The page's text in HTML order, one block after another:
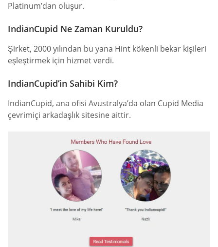
Platinum’dan oluşur.
IndianCupid Ne Zaman Kuruldu?
Şirket, 2000 yılından bu yana Hint kökenli bekar kişileri
eşleştirmek için hizmet verdi.
IndianCupid’in Sahibi Kim?
IndianCupid, ana ofisi Avustralya’da olan Cupid Media
çevrimiçi arkadaşlık sitesine aittir.